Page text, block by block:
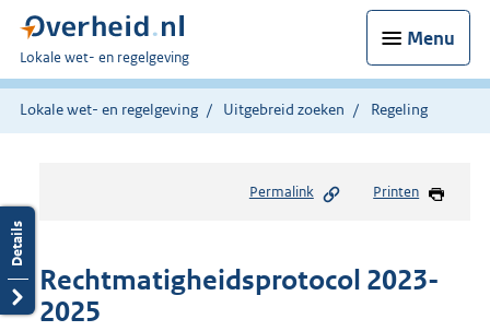
Menu
U
bent
hier:
Lokale wet- en regelgeving
Lokale wet- en regelgeving Uitgebreid zoeken Regeling
Permalink Printen
Rechtmatigheidsprotocol 2023-
2025